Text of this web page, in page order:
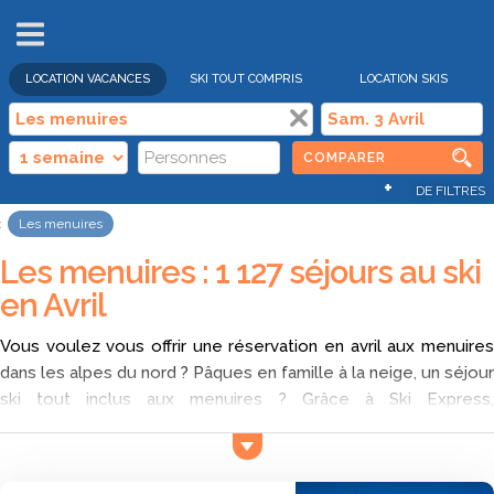
LOCATION VACANCES SKI TOUT COMPRIS LOCATION SKIS
COMPARER
+ DE FILTRES
Les menuires
Les menuires : 1 127 séjours au ski
en Avril
Vous voulez vous offrir une réservation en avril aux menuires
dans les alpes du nord ? Pâques en famille à la neige, un séjour
ski tout inclus aux menuires ? Grâce à Ski Express,
vacances aux sports d'hiver aux menuires en avril et trouvez
parmi les offres qui répondent à vos critères qui est le moins